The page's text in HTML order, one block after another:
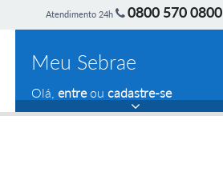
Atendimento 24h 0800 570 0800
Meu Sebrae
Olá, entreou cadastre-se